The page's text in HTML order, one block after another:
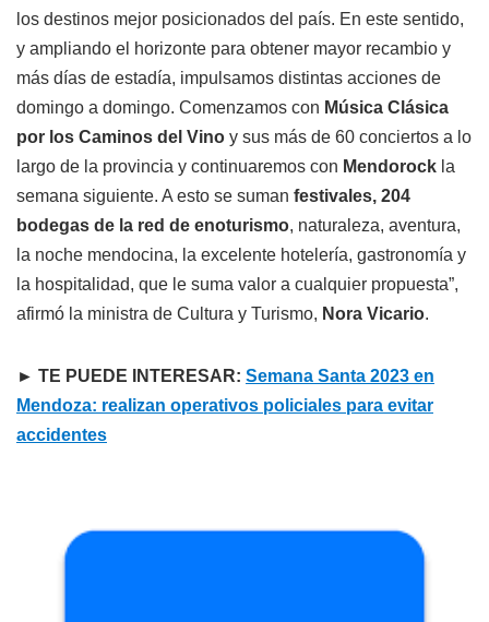
los destinos mejor posicionados del país. En este sentido,
y ampliando el horizonte para obtener mayor recambio y
más días de estadía, impulsamos distintas acciones de
domingo a domingo. Comenzamos con Música Clásica
por los Caminos del Vino y sus más de 60 conciertos a lo
largo de la provincia y continuaremos con Mendorock la
semana siguiente. A esto se suman festivales, 204
bodegas de la red de enoturismo, naturaleza, aventura,
la noche mendocina, la excelente hotelería, gastronomía y
la hospitalidad, que le suma valor a cualquier propuesta”,
afirmó la ministra de Cultura y Turismo, Nora Vicario.
► TE PUEDE INTERESAR: Semana Santa 2023 en
Mendoza: realizan operativos policiales para evitar
accidentes